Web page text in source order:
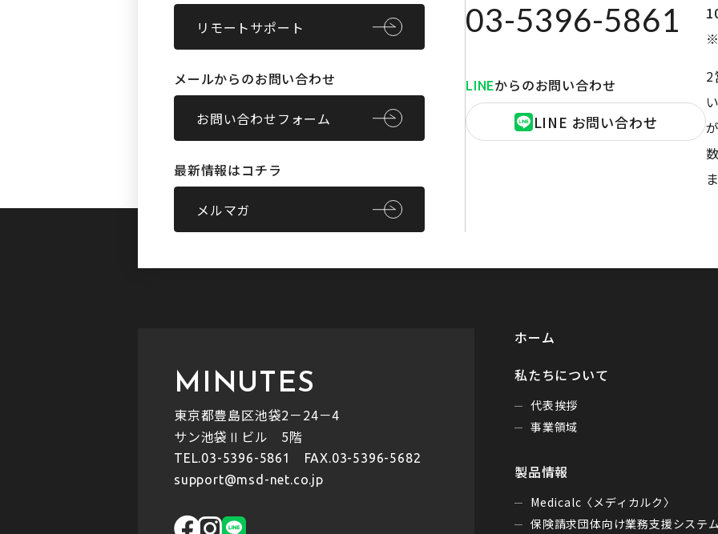
リモートサポート
メールからのお問い合わせ
お問い合わせフォーム
最新情報はコチラ
メルマガ
03-5396-5861
LINEからのお問い合わせ
LINE お問い合わせ
2
MINUTES
東京都豊島区池袋2－24－4
サン池袋Ⅱビル 5階
TEL.03-5396-5861
FAX.03-5396-5682
support@msd-net.co.jp
ホーム
私たちについて
代表挨拶
事業領域
製品情報
Medicalc〈メディカルク〉
保険請求団体向け業務支援システム